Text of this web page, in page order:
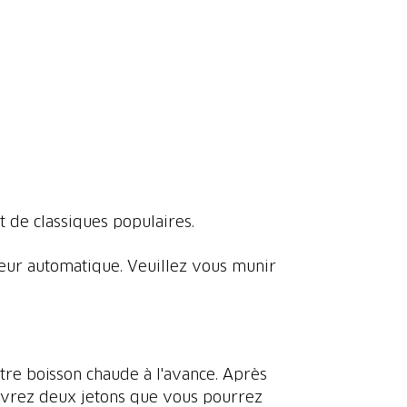
classiques populaires.
automatique. Veuillez vous munir
boisson chaude à l'avance. Après
deux jetons que vous pourrez